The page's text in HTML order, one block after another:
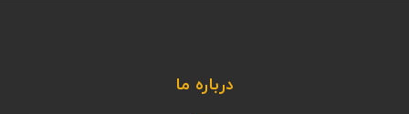
درباره ما